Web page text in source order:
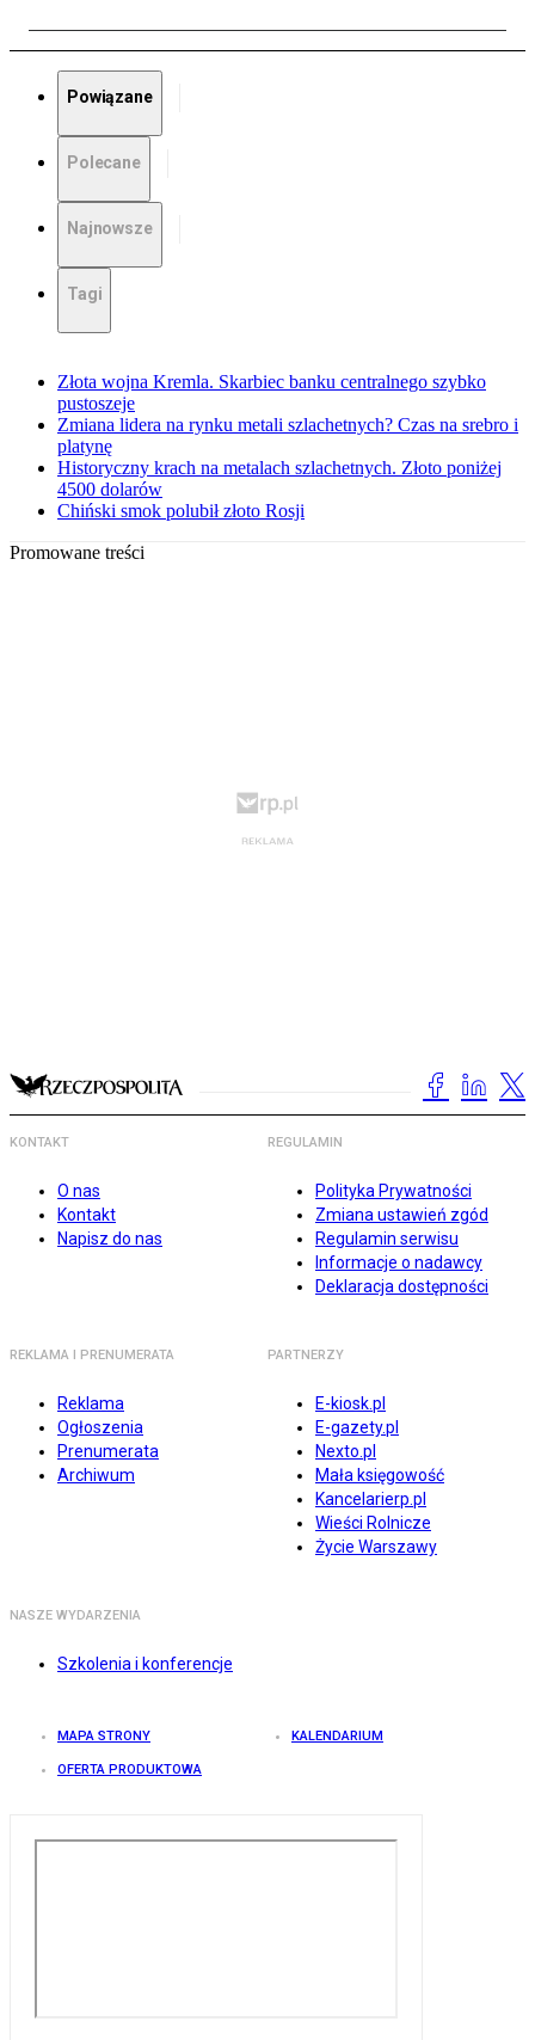
Powiązane
Polecane
Najnowsze
Tagi
Złota wojna Kremla. Skarbiec banku centralnego szybko
pustoszeje
Zmiana lidera na rynku metali szlachetnych? Czas na srebro i
platynę
Historyczny krach na metalach szlachetnych. Złoto poniżej
4500 dolarów
Chiński smok polubił złoto Rosji
Promowane treści
KONTAKT
O nas
Kontakt
Napisz do nas
REGULAMIN
Polityka Prywatności
Zmiana ustawień zgód
Regulamin serwisu
Informacje o nadawcy
Deklaracja dostępności
REKLAMA I PRENUMERATA
Reklama
Ogłoszenia
Prenumerata
Archiwum
PARTNERZY
E-kiosk.pl
E-gazety.pl
Nexto.pl
Mała księgowość
Kancelarierp.pl
Wieści Rolnicze
Życie Warszawy
NASZE WYDARZENIA
Szkolenia i konferencje
MAPA STRONY KALENDARIUM
OFERTA PRODUKTOWA